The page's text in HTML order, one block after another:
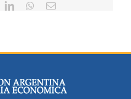
LinkedInWhatsApp
Correo